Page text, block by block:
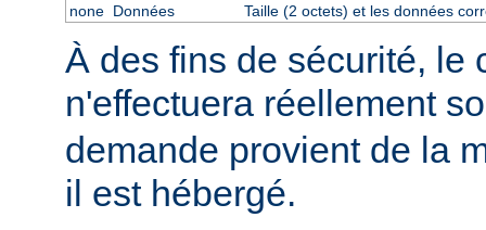
none Données Taille (2 octets) et les données
À des fins de sécurité, le
n'effectuera réellement
demande provient de la
il est hébergé.